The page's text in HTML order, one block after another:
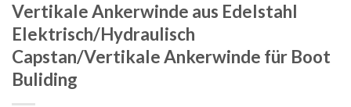
Vertikale Ankerwinde aus Edelstahl
Elektrisch/Hydraulisch
Capstan/Vertikale Ankerwinde für Boot
Buliding